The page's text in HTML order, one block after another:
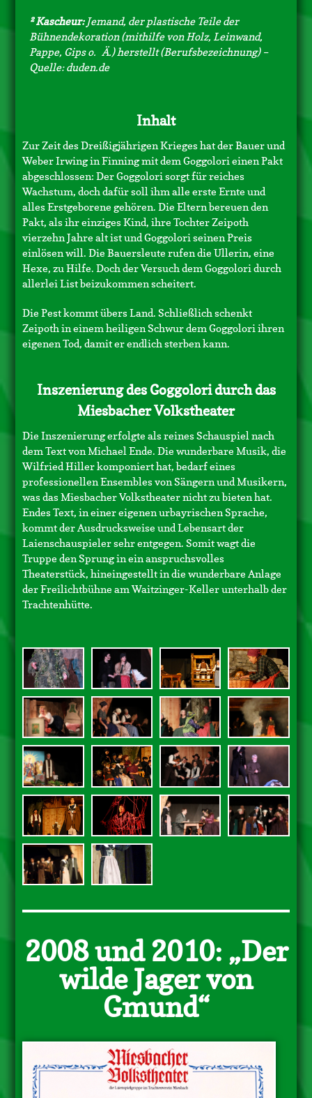
² Kascheur:Jemand, der plastische Teile der
Bühnendekoration (mithilfe von Holz, Leinwand,
Pappe, Gips o. Ä.) herstellt (Berufsbezeichnung) –
Quelle: duden.de
Inhalt
Zur Zeit des Dreißigjährigen Krieges hat der Bauer und
Weber Irwing in Finning mit dem Goggolori einen Pakt
abgeschlossen: Der Goggolori sorgt für reiches
Wachstum, doch dafür soll ihm alle erste Ernte und
alles Erstgeborene gehören. Die Eltern bereuen den
Pakt, als ihr einziges Kind, ihre Tochter Zeipoth
vierzehn Jahre alt ist und Goggolori seinen Preis
einlösen will. Die Bauersleute rufen die Ullerin, eine
Hexe, zu Hilfe. Doch der Versuch dem Goggolori durch
allerlei List beizukommen scheitert.
Die Pest kommt übers Land. Schließlich schenkt
Zeipoth in einem heiligen Schwur dem Goggolori ihren
eigenen Tod, damit er endlich sterben kann.
Inszenierung des Goggolori durch das
Miesbacher Volkstheater
Die Inszenierung erfolgte als reines Schauspiel nach
dem Text von Michael Ende. Die wunderbare Musik, die
Wilfried Hiller komponiert hat, bedarf eines
professionellen Ensembles von Sängern und Musikern,
was das Miesbacher Volkstheater nicht zu bieten hat.
Endes Text, in einer eigenen urbayrischen Sprache,
kommt der Ausdrucksweise und Lebensart der
Laienschauspieler sehr entgegen. Somit wagt die
Truppe den Sprung in ein anspruchsvolles
Theaterstück, hineingestellt in die wunderbare Anlage
der Freilichtbühne am Waitzinger-Keller unterhalb der
Trachtenhütte.
2008 und 2010: „Der
wilde Jager von
Gmund“